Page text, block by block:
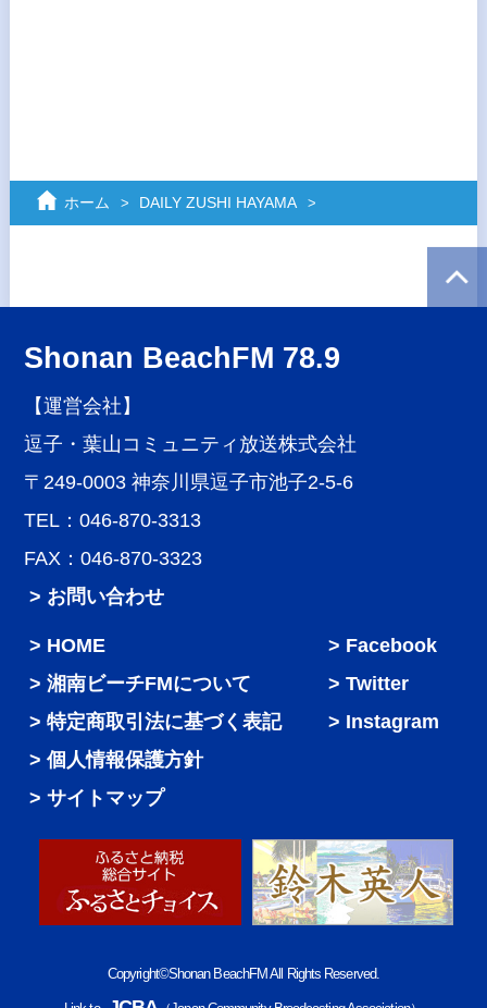
ホーム DAILY ZUSHI HAYAMA
Shonan BeachFM 78.9
【運営会社】
逗子・葉山コミュニティ放送株式会社
〒249-0003 神奈川県逗子市池子2-5-6
TEL：046-870-3313
FAX：046-870-3323
> お問い合わせ
HOME
湘南ビーチFMについて
特定商取引法に基づく表記
個人情報保護方針
サイトマップ
Facebook
Twitter
Instagram
Copyright©Shonan BeachFM All Rights Reserved.